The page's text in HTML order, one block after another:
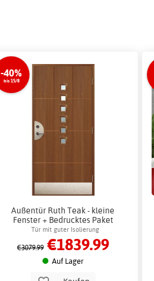
-40%
bis 15/8
Außentür Ruth Teak - kleine
Fenster + Bedrucktes Paket
Tür mit guter Isolierung
€3079.99 €1839.99
Auf Lager